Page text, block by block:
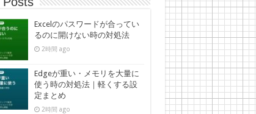
Excelのパスワードが合ってい
るのに開けない時の対処法
2時間 ago
Edgeが重い・メモリを大量に
使う時の対処法｜軽くする設
定まとめ
2時間 ago